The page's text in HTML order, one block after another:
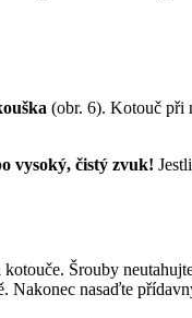
(obr. 6). Kotouč při
vysoký, čistý zvuk!
Šrouby
Nakonec nasaďte